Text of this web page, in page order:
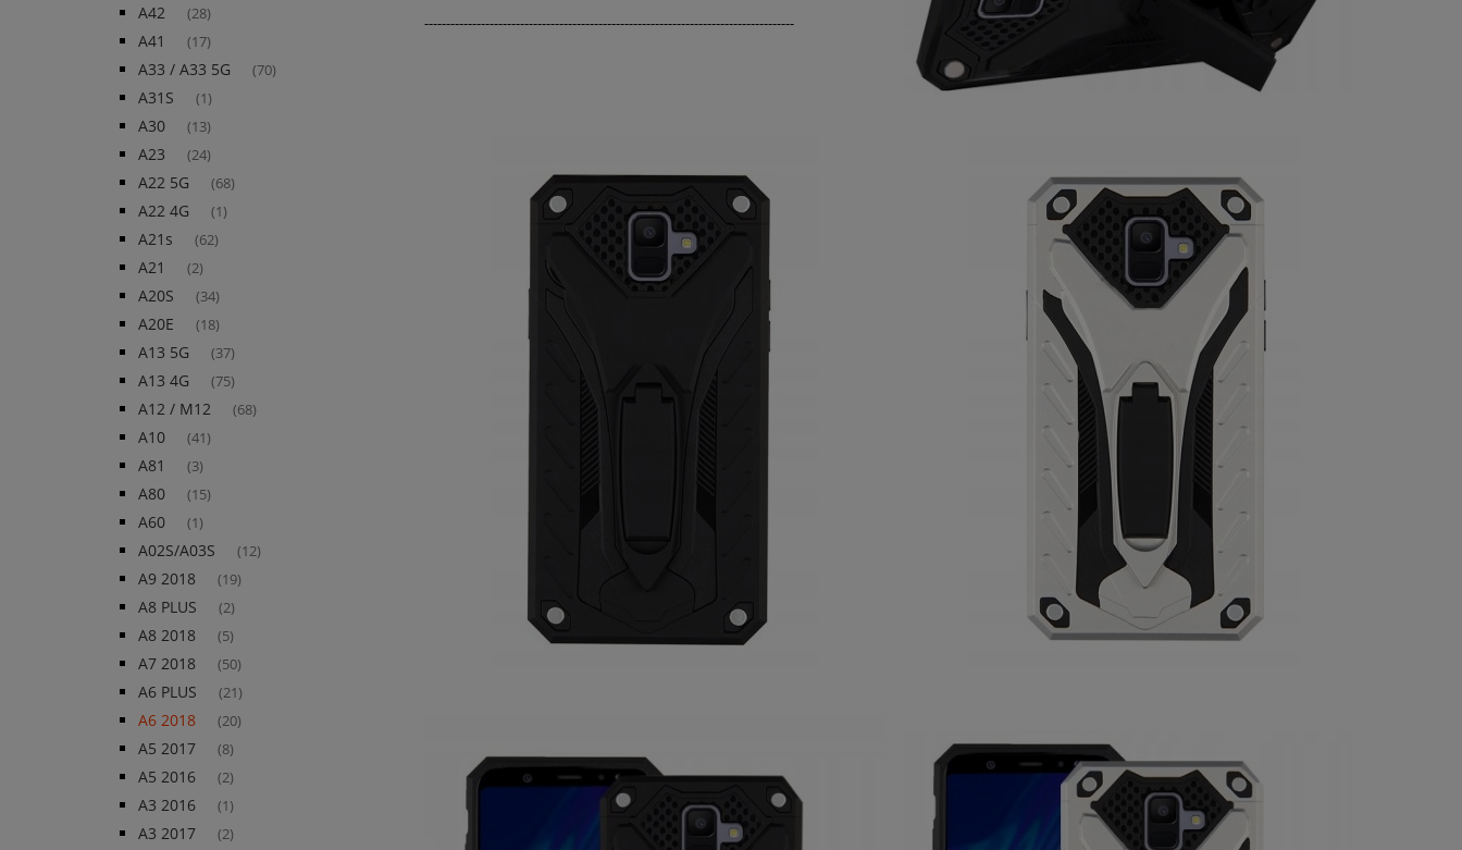
A42 (28)
A41 (17)
A33 / A33 5G (70)
A31S (1)
A30 (13)
A23 (24)
A22 5G (68)
A22 4G (1)
A21s (62)
A21 (2)
A20S (34)
A20E (18)
A13 5G (37)
A13 4G (75)
A12 / M12 (68)
A10 (41)
A81 (3)
A80 (15)
A60 (1)
A02S/A03S (12)
A9 2018 (19)
A8 PLUS (2)
A8 2018 (5)
A7 2018 (50)
A6 PLUS (21)
A6 2018 (20)
A5 2017 (8)
A5 2016 (2)
A3 2016 (1)
A3 2017 (2)
-------------------------------------------------------------------------------------